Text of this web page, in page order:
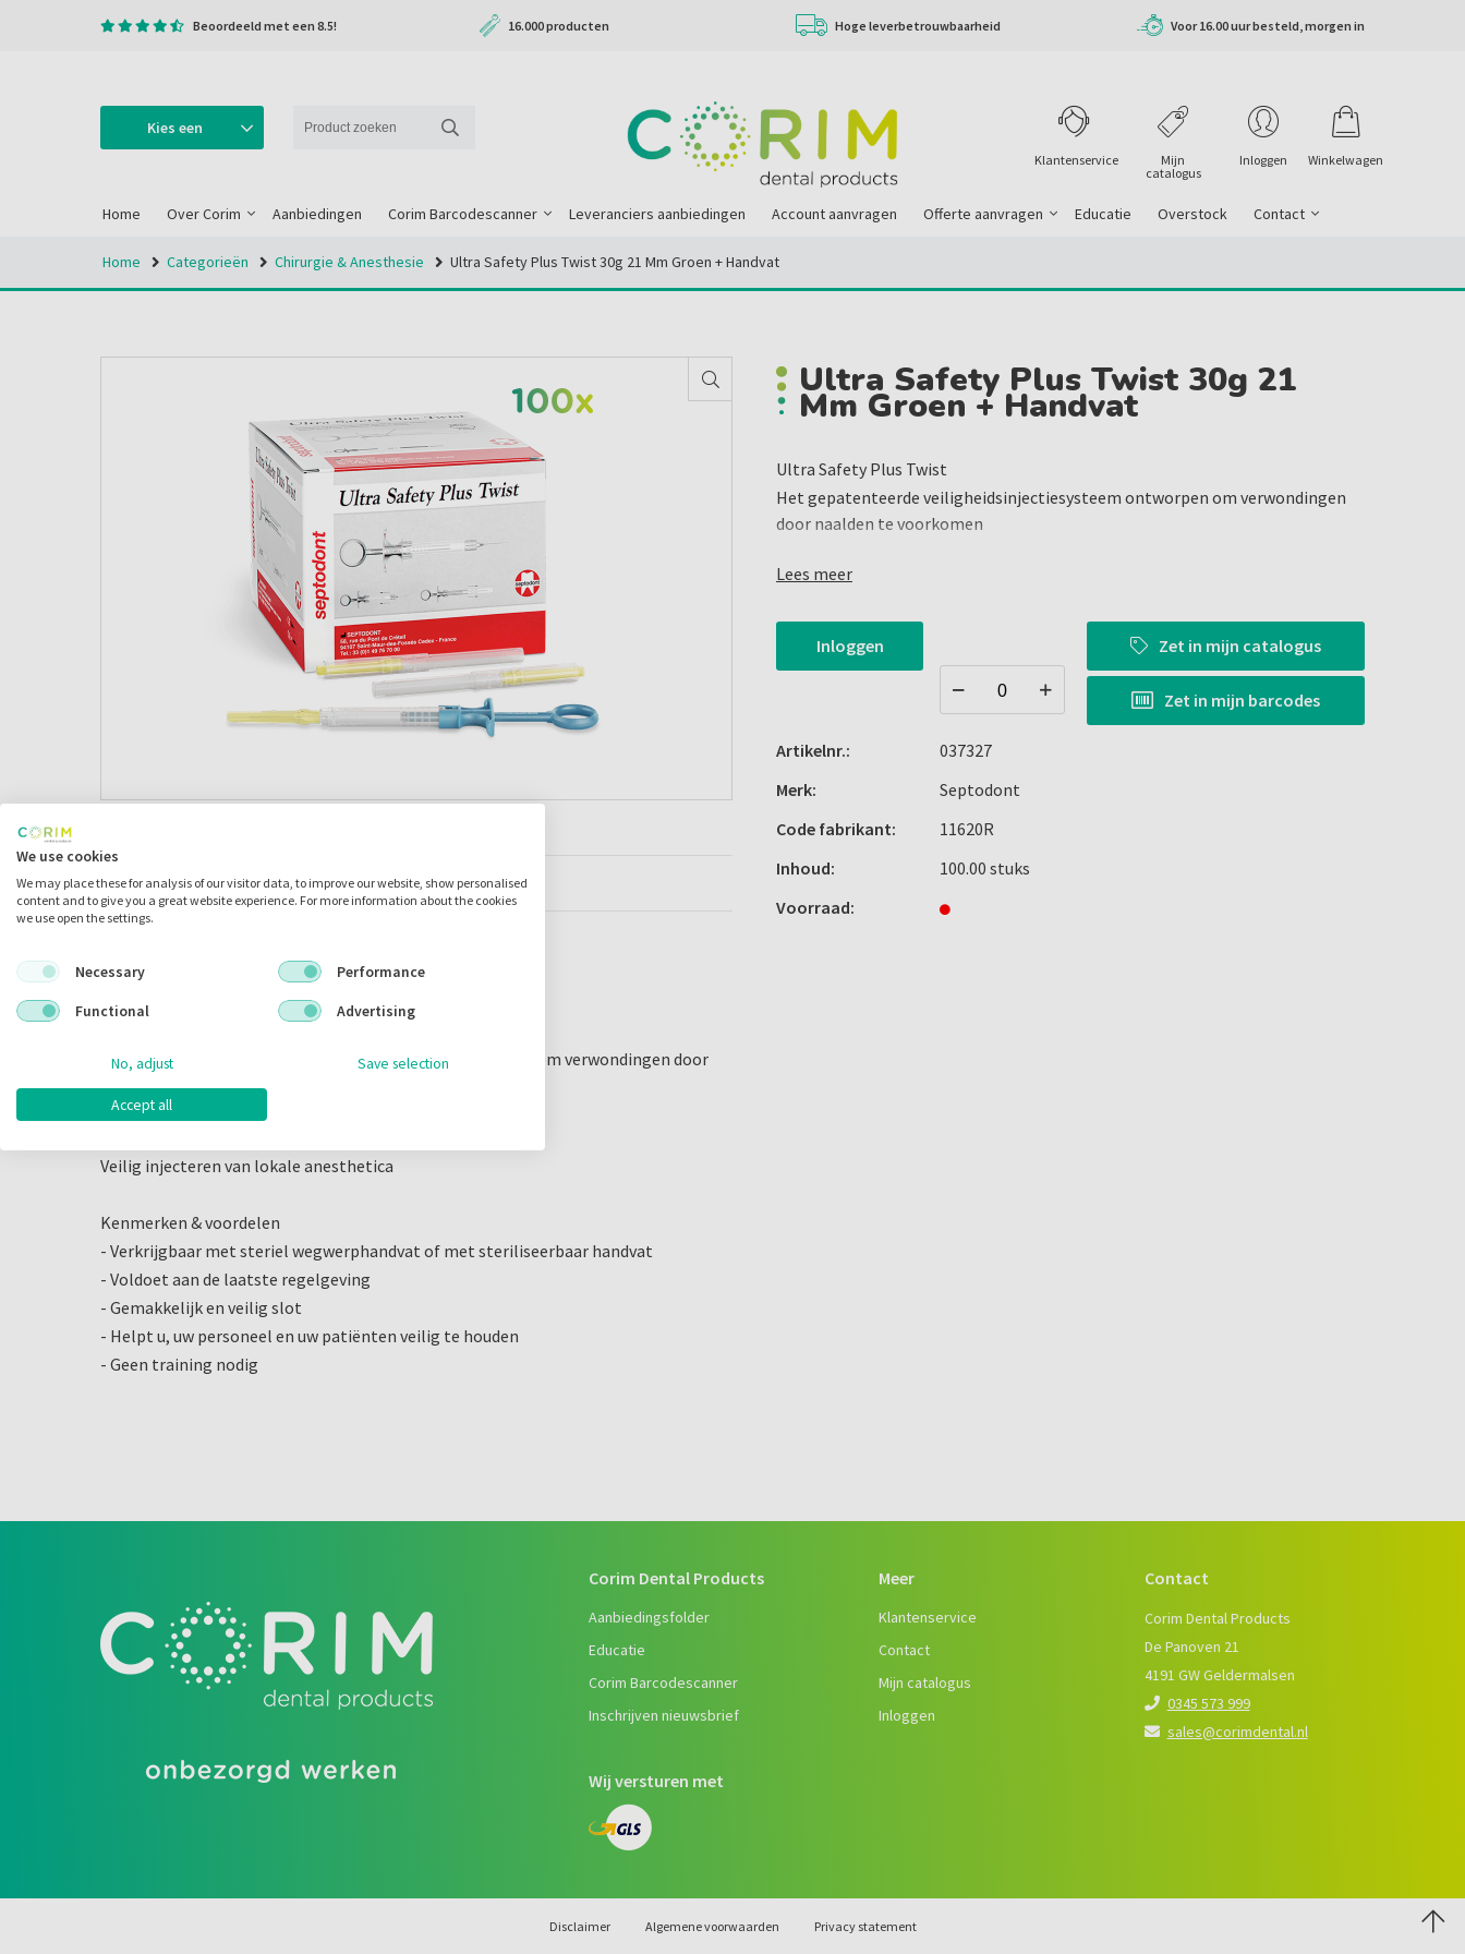
Beoordeeld met een 8.5! 16.000 producten Hoge leverbetrouwbaarheid Voor 16.00 uur besteld, morgen in
Kies een
Winkelwagen
Inloggen
Mijn
catalogus
Klantenservice
Home Over Corim Aanbiedingen Corim Barcodescanner Leveranciers aanbiedingen Account aanvragen Offerte aanvragen Educatie Overstock Contact
Home Categorieën Chirurgie & Anesthesie Ultra Safety Plus Twist 30g 21 Mm Groen + Handvat
Omschrijving
Omschrijving
Het gepatenteerde veiligheidsinjectiesysteem ontworpen om verwondingen door
naalden te voorkomen
Veilig injecteren van lokale anesthetica
Kenmerken & voordelen
- Verkrijgbaar met steriel wegwerphandvat of met steriliseerbaar handvat
- Voldoet aan de laatste regelgeving
- Gemakkelijk en veilig slot
- Helpt u, uw personeel en uw patiënten veilig te houden
- Geen training nodig
Ultra Safety Plus Twist 30g 21
Mm Groen + Handvat
Ultra Safety Plus Twist
Het gepatenteerde veiligheidsinjectiesysteem ontworpen om verwondingen
door naalden te voorkomen
Indicaties:
Kenmerken & voordelen
- Verkrijgbaar met steriel wegwerphandvat of met steriliseerbaar handvat
- Voldoet aan de laatste regelgeving
- Gemakkelijk en veilig slot
- Geen training nodig
Lees meer
Inloggen Zet in mijn catalogus
Zet in mijn barcodes
Artikelnr.:
037327
Merk:
Septodont
Code fabrikant:
11620R
Inhoud:
100.00 stuks
Voorraad:
Corim Dental Products
Aanbiedingsfolder
Educatie
Corim Barcodescanner
Inschrijven nieuwsbrief
Wij versturen met
Meer
Klantenservice
Contact
Mijn catalogus
Inloggen
Contact
Corim Dental Products
De Panoven 21
4191 GW Geldermalsen
0345 573 999
sales@corimdental.nl
Disclaimer Algemene voorwaarden Privacy statement
We use cookies
We may place these for analysis of our visitor data, to improve our website, show personalised
content and to give you a great website experience. For more information about the cookies
we use open the settings.
Necessary
Performance
Functional
Advertising
No, adjust Save selection
Accept all